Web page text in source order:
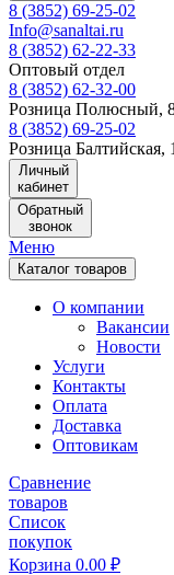
8 (3852) 69-25-02
Info@sanaltai.ru
8 (3852) 62-22-33
Оптовый отдел
8 (3852) 62-32-00
Розница Полюсный,
8 (3852) 69-25-02
Розница Балтийская,
Личный
кабинет
Обратный
звонок
Меню
Каталог товаров
О компании
Вакансии
Новости
Услуги
Контакты
Оплата
Доставка
Оптовикам
Сравнение
товаров
Список
покупок
Корзина 0.00 ₽